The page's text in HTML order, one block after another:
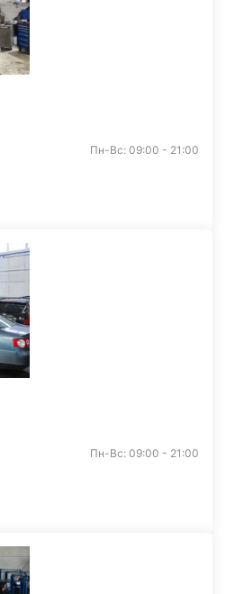
Пн-Вс: 09:00 - 21:00
Пн-Вс: 09:00 - 21:00